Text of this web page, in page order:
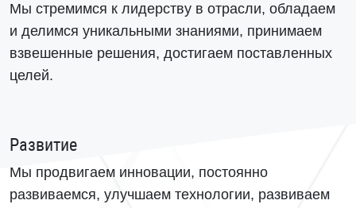
Мы стремимся к лидерству в отрасли, обладаем
и делимся уникальными знаниями, принимаем
взвешенные решения, достигаем поставленных
целей.
Развитие
Мы продвигаем инновации, постоянно
развиваемся, улучшаем технологии, развиваем